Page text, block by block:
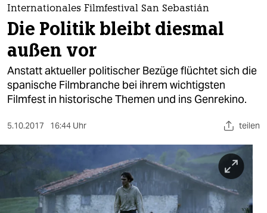
themen
politik
öko
gesellschaft
sport
berlin
nord
Internationales Filmfestival San Sebastián
Die Politik bleibt diesmal
außen vor
Anstatt aktueller politischer Bezüge flüchtet sich die
spanische Filmbranche bei ihrem wichtigsten
Filmfest in historische Themen und ins Genrekino.
5.10.2017 16:44 Uhr teilen